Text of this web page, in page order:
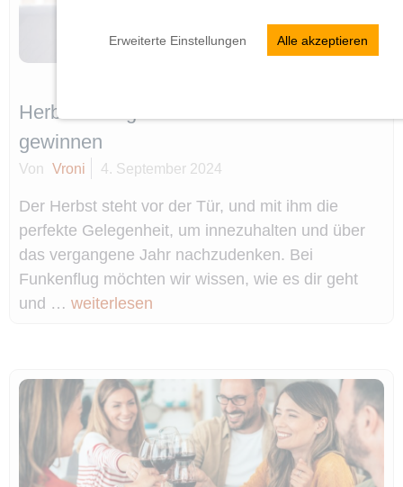
Erweiterte Einstellungen Alle akzeptieren
Herbstumfrage: Mitmachen und Premium
gewinnen
Von Vroni 4. September 2024
Der Herbst steht vor der Tür, und mit ihm die
perfekte Gelegenheit, um innezuhalten und über
das vergangene Jahr nachzudenken. Bei
Funkenflug möchten wir wissen, wie es dir geht
und … weiterlesen